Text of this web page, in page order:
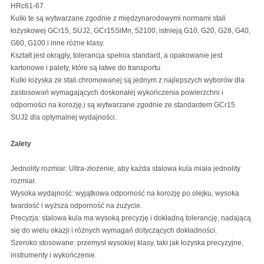
HRc61-67.
Kulki te są wytwarzane zgodnie z międzynarodowymi normami stali
łożyskowej GCr15, SUJ2, GCr15SiMn, 52100, istnieją G10, G20, G28, G40,
G60, G100 i inne różne klasy.
Kształt jest okrągły, tolerancja spełnia standard, a opakowanie jest
kartonowe i palety, które są łatwe do transportu.
Kulki łożyska ze stali chromowanej są jednym z najlepszych wyborów dla
zastosowań wymagających doskonałej wykończenia powierzchni i
odporności na korozję,i są wytwarzane zgodnie ze standardem GCr15
SUJ2 dla optymalnej wydajności.
Zalety
Jednolity rozmiar: Ultra-złożenie, aby każda stalowa kula miała jednolity
rozmiar.
Wysoka wydajność: wyjątkowa odporność na korozję po olejku, wysoka
twardość i wyższa odporność na zużycie.
Precyzja: stalowa kula ma wysoką precyzję i dokładną tolerancję, nadającą
się do wielu okazji i różnych wymagań dotyczących dokładności.
Szeroko stosowane: przemysł wysokiej klasy, taki jak łożyska precyzyjne,
instrumenty i wykończenie.